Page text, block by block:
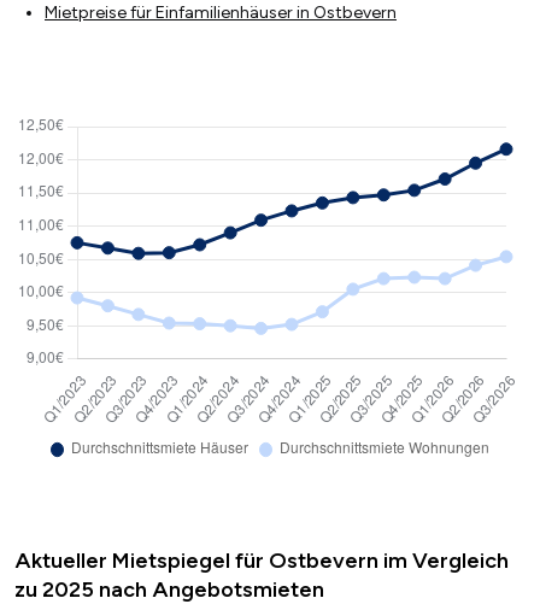
Mietpreise für Einfamilienhäuser in Ostbevern
Aktueller Mietspiegel für Ostbevern im Vergleich
zu 2025 nach Angebotsmieten